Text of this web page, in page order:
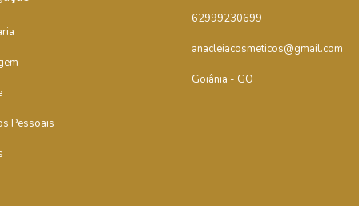
Pessoais
62999230699
anacleiacosmeticos@gmail.com
Goiânia - GO